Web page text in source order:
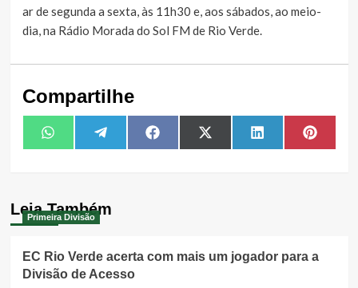
ar de segunda a sexta, às 11h30 e, aos sábados, ao meio-
dia, na Rádio Morada do Sol FM de Rio Verde.
Compartilhe
Share
on
WhatsAppShare
on
TelegramShare
on
FacebookShare
on
X
(Twitter)
Share
on
LinkedIn Share
on
Leia Também
Primeira Divisão
EC Rio Verde acerta com mais um jogador para a
Divisão de Acesso